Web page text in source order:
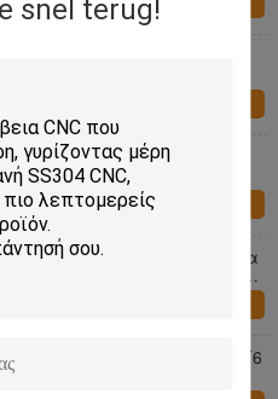
snel terug!
ορείχαλκου μ3 συνδέσμων
του ISO/ορείχαλκος
γύρω από τις
βίδες
υλικού ειδικότητας, βίδα
υψηλής ακρίβειας την
το μέρη αλουμίνιο 6061 T6